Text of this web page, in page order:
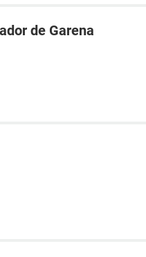
de Garena